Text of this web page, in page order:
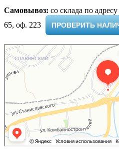
Самовывоз: cо склада по
65, оф. 223 ​
ПРОВЕРИТЬ